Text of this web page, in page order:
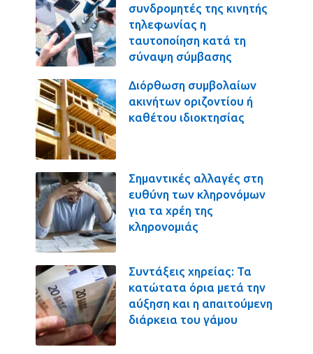
συνδρομητές της κινητής
τηλεφωνίας η
ταυτοποίηση κατά τη
σύναψη σύμβασης
Διόρθωση συμβολαίων
ακινήτων οριζοντίου ή
καθέτου ιδιοκτησίας
Σημαντικές αλλαγές στη
ευθύνη των κληρονόμων
για τα χρέη της
κληρονομιάς
Συντάξεις χηρείας: Τα
κατώτατα όρια μετά την
αύξηση και η απαιτούμενη
διάρκεια του γάμου